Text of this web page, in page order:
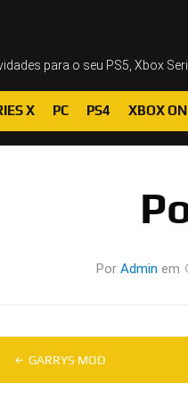
para o seu PS5, Xbox
X PC PS4 XBOX
Por Admin em
GARRYS MOD